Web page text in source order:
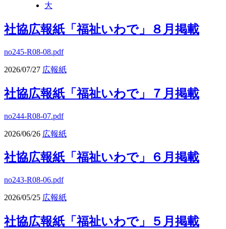
大
社協広報紙「福祉いわで」８月掲載
no245-R08-08.pdf
2026/07/27 広報紙
社協広報紙「福祉いわで」７月掲載
no244-R08-07.pdf
2026/06/26 広報紙
社協広報紙「福祉いわで」６月掲載
no243-R08-06.pdf
2026/05/25 広報紙
社協広報紙「福祉いわで」５月掲載